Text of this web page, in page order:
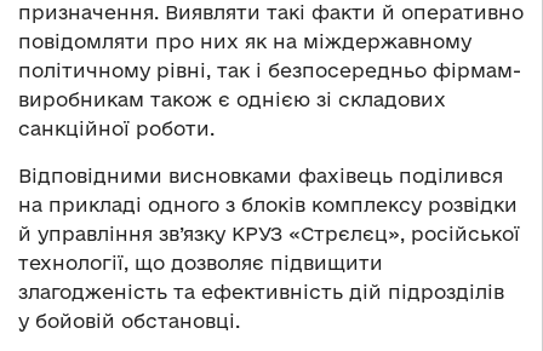
призначення. Виявляти такі факти й оперативно
повідомляти про них як на міждержавному
політичному рівні, так і безпосередньо фірмам-
виробникам також є однією зі складових
санкційної роботи.
Відповідними висновками фахівець поділився
на прикладі одного з блоків комплексу розвідки
й управління зв’язку КРУЗ «Стрєлєц», російської
технології, що дозволяє підвищити
злагодженість та ефективність дій підрозділів
у бойовій обстановці.